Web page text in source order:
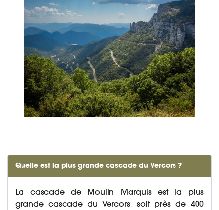
Quelle est la plus grande cascade du Vercors ?
La cascade de Moulin Marquis est la plus
grande cascade du Vercors, soit près de 400